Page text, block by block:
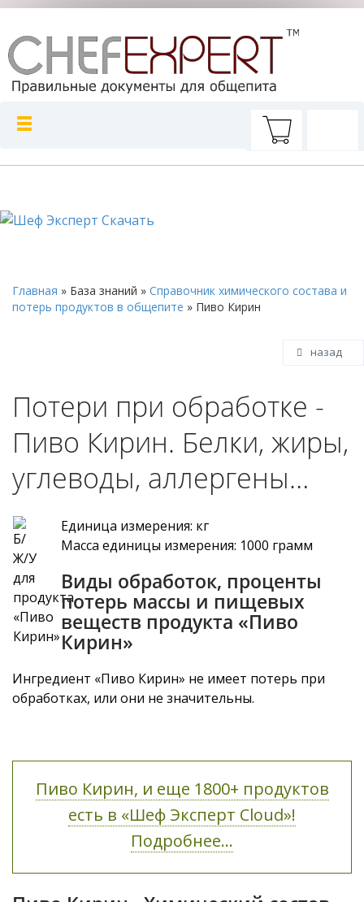
Главная » База знаний » Справочник химического состава и
потерь продуктов в общепите » Пиво Кирин
назад
Потери при обработке -
Пиво Кирин. Белки, жиры,
углеводы, аллергены…
Единица измерения: кг
Масса единицы измерения: 1000 грамм
Виды обработок, проценты
потерь массы и пищевых
веществ продукта «Пиво
Кирин»
Ингредиент «Пиво Кирин» не имеет потерь при
обработках, или они не значительны.
Пиво Кирин, и еще 1800+ продуктов
есть в «Шеф Эксперт Cloud»!
Подробнее...